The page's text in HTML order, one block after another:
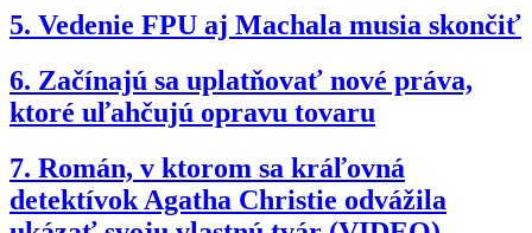
5. Vedenie FPU aj Machala musia skončiť
6. Začínajú sa uplatňovať nové práva,
ktoré uľahčujú opravu tovaru
7. Román, v ktorom sa kráľovná
detektívok Agatha Christie odvážila